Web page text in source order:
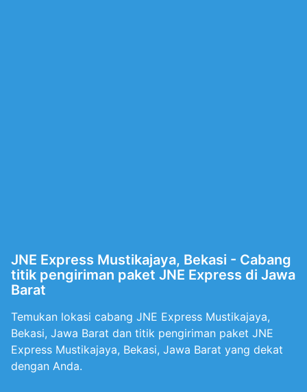
JNE Express Mustikajaya, Bekasi - Cabang
titik pengiriman paket JNE Express di Jawa
Barat
Temukan lokasi cabang JNE Express Mustikajaya,
Bekasi, Jawa Barat dan titik pengiriman paket JNE
Express Mustikajaya, Bekasi, Jawa Barat yang dekat
dengan Anda.